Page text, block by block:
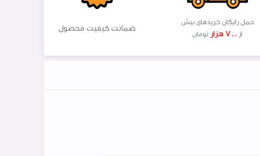
حمل رایگان خریدهای بیش
از ۷۰۰ هزار تومان ضمانت کیفیت محصول